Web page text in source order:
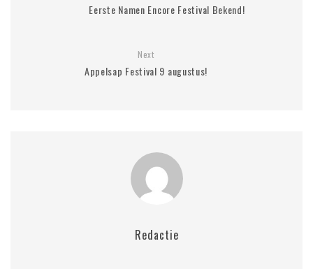
Eerste Namen Encore Festival Bekend!
Next
Appelsap Festival 9 augustus!
Redactie